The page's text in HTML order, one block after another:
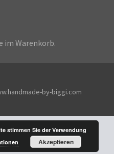
im Warenkorb.
by-biggi.com
stimmen Sie der Verwendung
Akzeptieren